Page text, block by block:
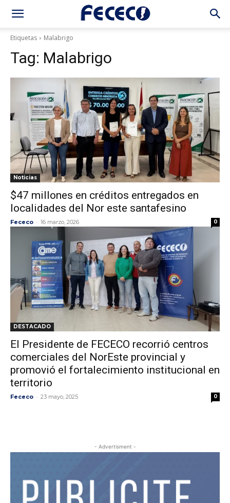
Etiquetas Malabrigo
Tag: Malabrigo
Noticias
$47 millones en créditos entregados en
localidades del Nor este santafesino
Fececo - 16 marzo, 2026 0
DESTACADO
El Presidente de FECECO recorrió centros
comerciales del NorEste provincial y
promovió el fortalecimiento institucional en
territorio
Fececo - 23 mayo, 2025 0
- Advertisment -